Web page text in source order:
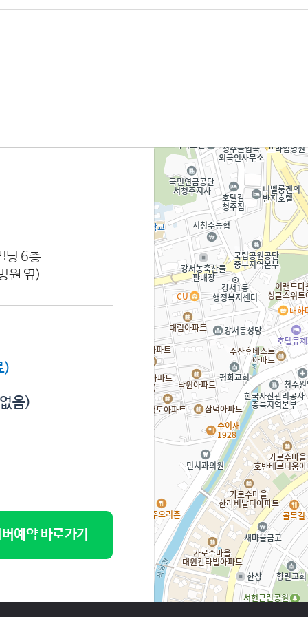
딩 6층
원 옆)
)
음)
예약 바로가기